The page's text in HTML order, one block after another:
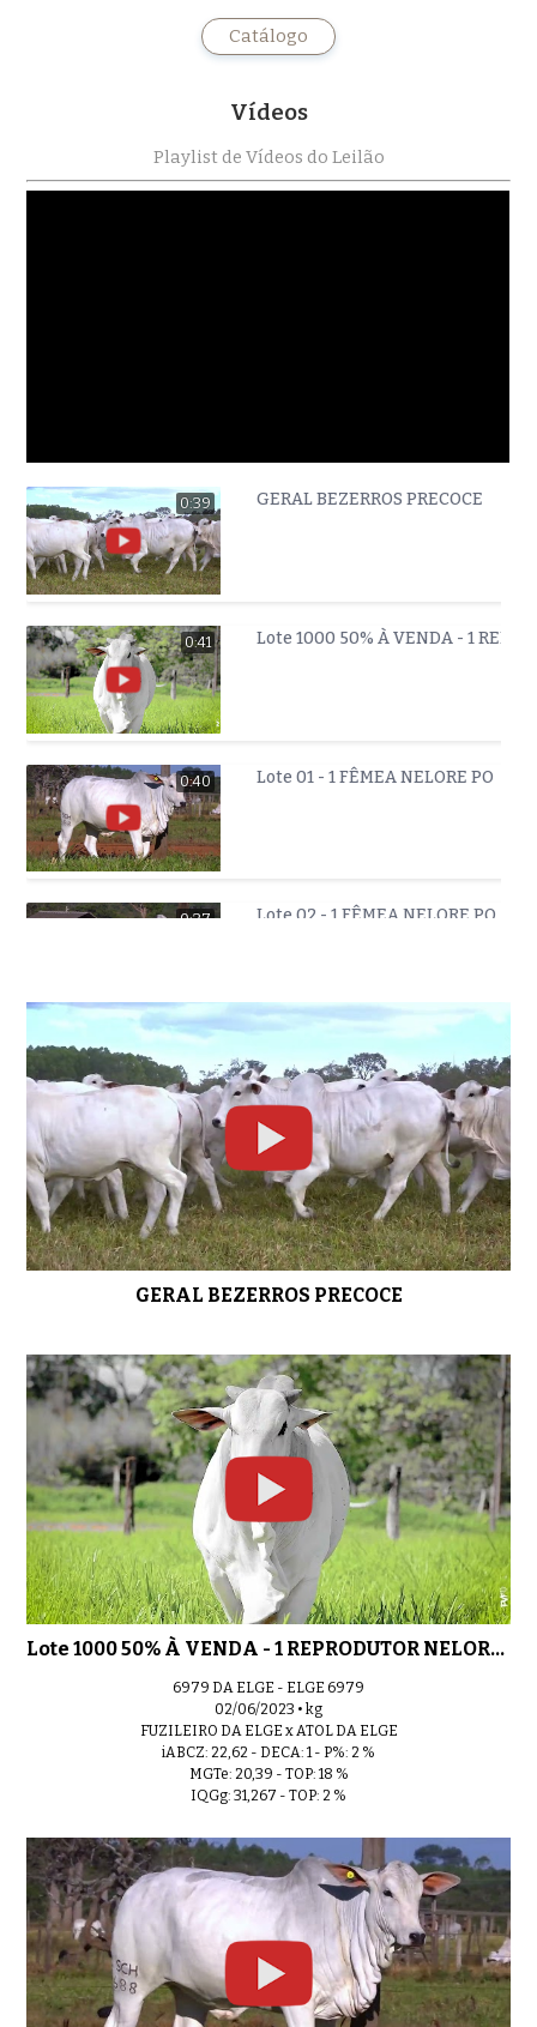
Catálogo
Vídeos
Playlist de Vídeos do Leilão
0:39 GERAL BEZERROS PRECOCE
0:41 Lote 1000 50% À VENDA - 1
0:40 Lote 01 - 1 FÊMEA NELORE PO
0:37 Lote 02 - 1 FÊMEA NELORE PO
Lote 03 - 1 FÊMEA NELORE PO
0:36 Lote 04 - 1 FÊMEA NELORE PO
0:33 Lote 06 - 3 FÊMEAS NELORE PO
0:34 Lote 07 - 1 FÊMEA NELORE PO
0:36 Lote 08 - 1 FÊMEA NELORE PO
0:32 Lote 09 - 1 FÊMEA NELORE PO
GERAL BEZERROS PRECOCE
Lote 1000 50% À VENDA - 1 REPRODUTOR NELORE PO
6979 DA ELGE - ELGE 6979
02/06/2023 • kg
FUZILEIRO DA ELGE x ATOL DA ELGE
iABCZ: 22,62 - DECA: 1 - P%: 2 %
MGTe: 20,39 - TOP: 18 %
IQGg: 31,267 - TOP: 2 %